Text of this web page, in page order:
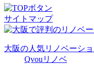
サイトマップ
大阪の人気リノベーシ
Qvouリノベ